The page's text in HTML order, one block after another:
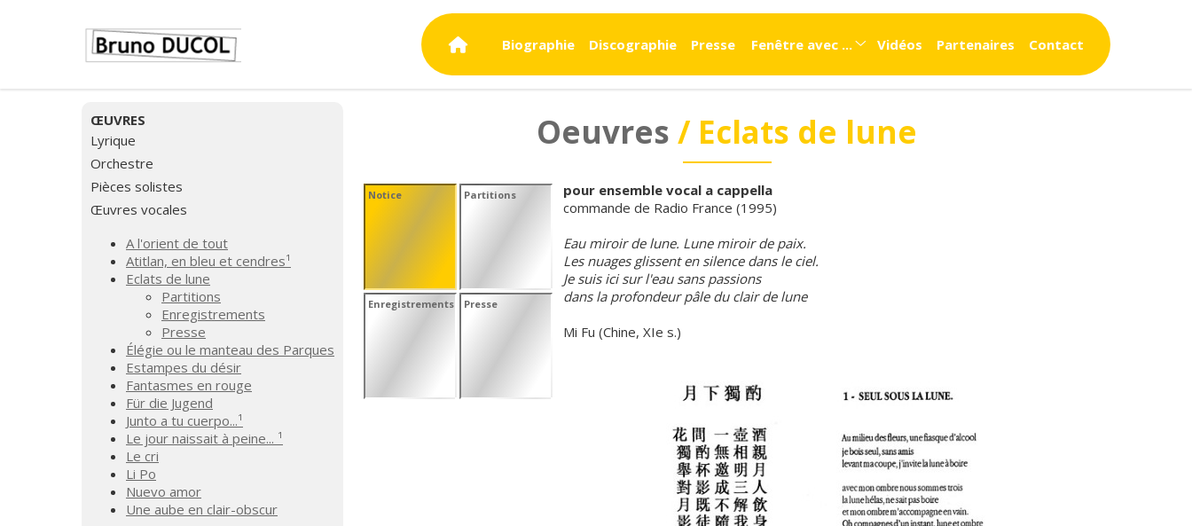
Biographie Discographie Presse Fenêtre avec ...
Vue de l'intérieur
Vidéos Partenaires Contact
ŒUVRES
Lyrique
Orchestre
Pièces solistes
Œuvres vocales
A l'orient de tout
Atitlan, en bleu et cendres¹
Eclats de lune
Partitions
Enregistrements
Presse
Élégie ou le manteau des Parques
Estampes du désir
Fantasmes en rouge
Für die Jugend
Junto a tu cuerpo...¹
Le jour naissait à peine... ¹
Le cri
Li Po
Nuevo amor
Une aube en clair-obscur
Oeuvres / Eclats de lune
Notice Partitions
Enregistrements Presse
pour ensemble vocal a cappella
commande de Radio France (1995)
Eau miroir de lune. Lune miroir de paix.
Les nuages glissent en silence dans le ciel.
Je suis ici sur l'eau sans passions
dans la profondeur pâle du clair de lune
Mi Fu (Chine, XIe s.)